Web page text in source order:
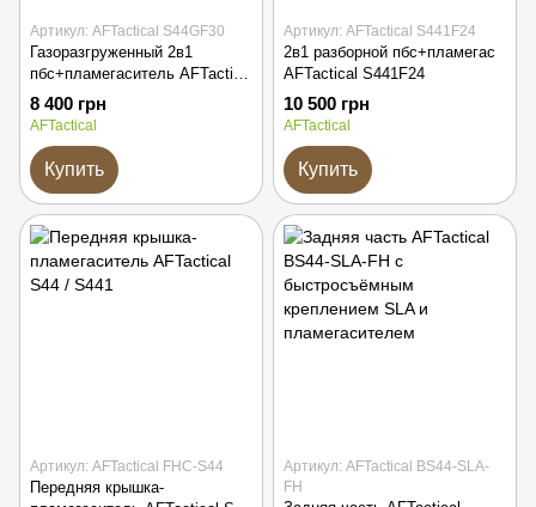
Артикул: AFTactical S44GF30
Газоразгруженный 2в1
пбс+пламегаситель AFTactical
S44GF30 AK
8 400 грн
AFTactical
Купить
Артикул: AFTactical S441F24
2в1 разборной пбс+пламегас
AFTactical S441F24
10 500 грн
AFTactical
Купить
Артикул: AFTactical FHC-S44
Передняя крышка-
Артикул: AFTactical BS44-SLA-
FH